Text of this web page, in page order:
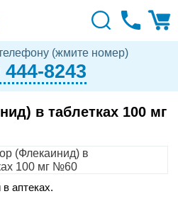
(жмите номер)
444-8243
в таблетках 100 мг
аптеках.